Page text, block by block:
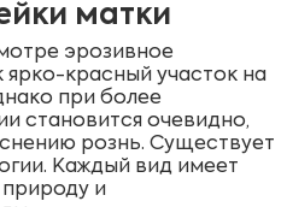
матки
эрозивное
ярко-красный участок на
при более
становится очевидно,
рознь. Существует
Каждый вид имеет
и